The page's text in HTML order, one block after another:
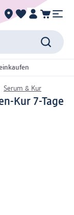
Serum & Kur
Kur 7-Tage